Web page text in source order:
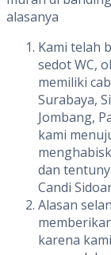
alasanya
Kami telah
sedot WC,
memiliki
Surabaya,
Jombang,
kami
dan
Candi
Alasan
karena